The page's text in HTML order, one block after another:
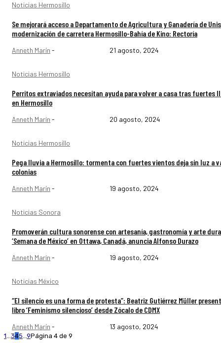
Noticias Hermosillo
Se mejorará acceso a Departamento de Agricultura y Ganadería de
modernización de carretera Hermosillo-Bahía de Kino: Rectoría
Anneth Marín - 21 agosto, 2024
Noticias Hermosillo
Perritos extraviados necesitan ayuda para volver a casa tras fuertes
en Hermosillo
Anneth Marín - 20 agosto, 2024
Noticias Hermosillo
Pega lluvia a Hermosillo: tormenta con fuertes vientos deja sin luz a
colonias
Anneth Marín - 19 agosto, 2024
Noticias Sonora
Promoverán cultura sonorense con artesanía, gastronomía y arte
‘Semana de México’ en Ottawa, Canadá, anuncia Alfonso Durazo
Anneth Marín - 19 agosto, 2024
Noticias México
“El silencio es una forma de protesta”: Beatriz Gutiérrez Müller
libro ‘Feminismo silencioso’ desde Zócalo de CDMX
Anneth Marín - 13 agosto, 2024
1...345...9Página 4 de 9